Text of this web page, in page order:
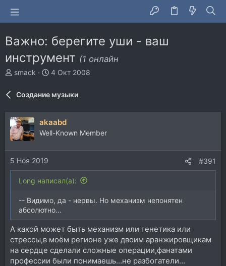
Важно: берегите уши - ваш
инструмент (1 онлайн
А
т
р
т
е
м
smack
Д
н
а
ч
4 Окт 2008
Создание музыки
akaabd
Well-Known Member
5 Ноя 2019 #391
Long написал(а):
-- Видимо, да - нервы. Но механизм непонятен
абсолютно...
А какой может быть механизм или генетика или
стрессы,в моём регионе уже двоим аранжировщикам
на сердце сделали сложные операции,фанатами
профессии были понимаешь...не разбогатели...